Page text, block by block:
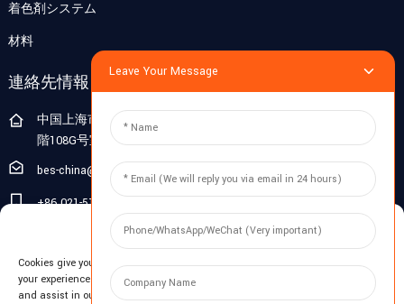
着色剤システム
材料
連絡先情報
中国上海市閔行区浦江鎮連航路1188号、浦江志谷ビル10、1
階108G号室
bes-china@besdeconcrete.com
+86 021-51692846
0086 18321330829
問い合わせ
Leave Your Message
Manage Cookie Consent
Cookies give you a personalized experience. Cookie files help us to enhance
your experience using our website, simplify navigation, keep our website safe,
and assist in our marketing efforts. By clicking "Accept", you agree to the